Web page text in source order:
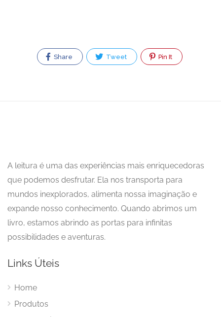
Share Tweet Pin It
A leitura é uma das experiências mais enriquecedoras
que podemos desfrutar. Ela nos transporta para
mundos inexplorados, alimenta nossa imaginação e
expande nosso conhecimento. Quando abrimos um
livro, estamos abrindo as portas para infinitas
possibilidades e aventuras.
Links Úteis
Home
Produtos